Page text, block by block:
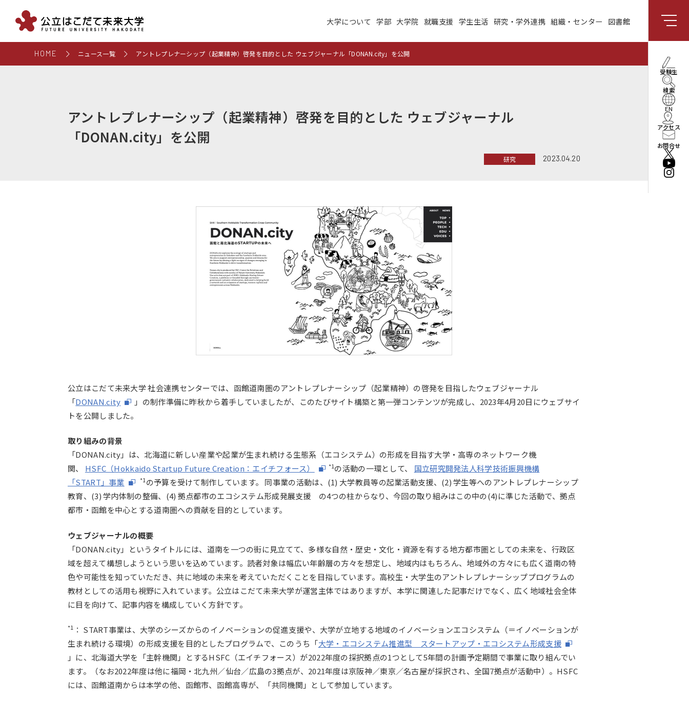
大学について 学部 大学院 就職支援 学生生活 研究・学外連携 組織・センター 図書館
理事長・学長メッセー
未来大のデータサイエ
法人情報
生成系AI・翻訳AIの利
住民交流施設の利用
動画で見る未来大
大学案内（デジタルパ
ンフレット）
資料請求・証明書の発
行・兼業等の依頼
採用情報
受験生
検索
EN
アクセス
お問合せ
HOME ニュース一覧 アントレプレナーシップ（起業精神）啓発を目的とした ウェブジャーナル「DONAN.city」を公開
アントレプレナーシップ（起業精神）啓発を目的とした ウェブジャーナル
「DONAN.city」を公開
研究 2023.04.20
公立はこだて未来大学 社会連携センターでは、函館道南圏のアントレプレナーシップ（起業精神）の啓発を目指したウェブジャーナル
「DONAN.city 」の制作準備に昨秋から着手していましたが、このたびサイト構築と第一弾コンテンツが完成し、 2023年4月20日 にウェブサイ
トを公開しました。
取り組みの背景
「DONAN.city」は、北海道に新しい産業や起業が生まれ続ける生態系（エコシステム）の形成を目指す大学・高専のネットワーク機
関、 HSFC（Hokkaido Startup Future Creation：エイチフォース） *1の活動の一環として、 国立研究開発法人科学技術振興機構
「START」事業
*1の予算を受けて制作しています。 同事業の活動は、(1) 大学教員等の起業活動支援、(2) 学生等へのアントレプレナーシップ
教育、(3) 学内体制の整備、(4) 拠点都市のエコシステム形成発展支援 の4つの柱からなり、今回の取り組みはこの中の(4)に準じた活動で、拠点
都市・函館を中心とする道南圏への貢献を目的としています。
ウェブジャーナルの概要
「DONAN.city」というタイトルには、道南を一つの街に見立てて、多様な自然・歴史・文化・資源を有する地方都市圏としての未来を、行政区
域を超えて構想しようという思いを込めています。読者対象は幅広い年齢層の方々を想定し、地域内はもちろん、地域外の方々にも広く道南の特
色や可能性を知っていただき、共に地域の未来を考えていただくことを目指しています。高校生・大学生のアントレプレナーシッププログラムの
教材としての活用も視野に入れています。公立はこだて未来大学が運営主体ではありますが、本学に関連した記事だけでなく、広く地域社会全体
に目を向けて、記事内容を構成していく方針です。
*1 ： START事業は、大学のシーズからのイノベーションの促進支援や、大学が立地する地域のイノベーションエコシステム（＝イノベーションが
生まれ続ける環境）の形成支援を目的としたプログラムで、このうち「大学・エコシステム推進型 スタートアップ・エコシステム形成支援
」に、北海道大学を「主幹機関」とするHSFC（エイチフォース）が2022年度の採択拠点の1つとして5年間の計画予定期間で事業に取り組んでい
ます。（なお2022年度は他に福岡・北九州／仙台／広島の3拠点が、 2021年度は京阪神／東京／名古屋が採択され、全国7拠点が活動中）。HSFC
には、函館道南からは本学の他、函館市、函館高専が、「共同機関」として参加しています。